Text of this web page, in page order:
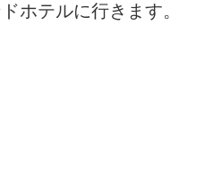
ホテルに行きます。